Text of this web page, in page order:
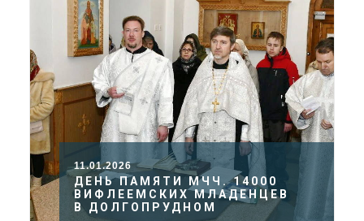
11.01.2026
ДЕНЬ ПАМЯТИ МЧЧ. 14000
ВИФЛЕЕМСКИХ МЛАДЕНЦЕВ
В ДОЛГОПРУДНОМ